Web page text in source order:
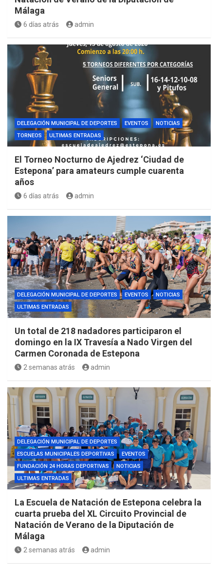
Málaga
6 días atrás admin
DELEGACIÓN MUNICIPAL DE DEPORTES EVENTOS
NOTICIAS
TORNEOS
ULTIMAS ENTRADAS
El Torneo Nocturno de Ajedrez ‘Ciudad de
Estepona’ para amateurs cumple cuarenta
años
6 días atrás admin
DELEGACIÓN MUNICIPAL DE DEPORTES EVENTOS
NOTICIAS
ULTIMAS ENTRADAS
Un total de 218 nadadores participaron el
domingo en la IX Travesía a Nado Virgen del
Carmen Coronada de Estepona
2 semanas atrás admin
DELEGACIÓN MUNICIPAL DE DEPORTES
ESCUELAS MUNICIPALES DEPORTIVAS
EVENTOS
FUNDACIÓN 24 HORAS DEPORTIVAS
NOTICIAS
ULTIMAS ENTRADAS
La Escuela de Natación de Estepona celebra la
cuarta prueba del XL Circuito Provincial de
Natación de Verano de la Diputación de
Málaga
2 semanas atrás admin